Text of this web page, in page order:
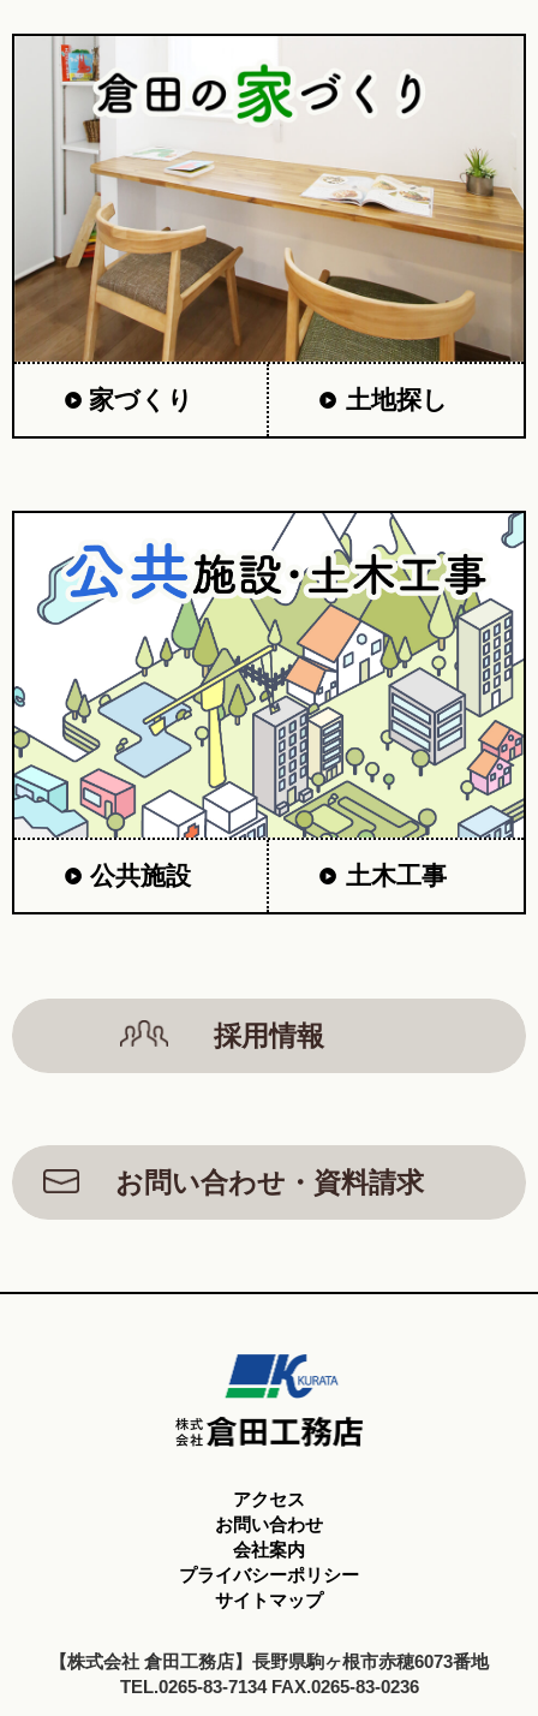
家づくり 土地探し
公共施設 土木工事
採用情報
お問い合わせ・資料請求
アクセス
お問い合わせ
会社案内
プライバシーポリシー
サイトマップ
【株式会社 倉田工務店】長野県駒ヶ根市赤穂6073番地
TEL.0265-83-7134 FAX.0265-83-0236